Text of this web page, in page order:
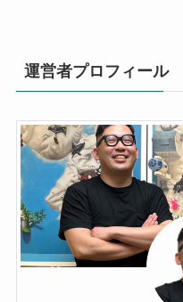
運営者プロフィール